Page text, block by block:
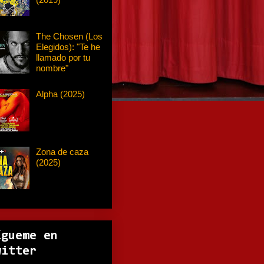
The Chosen (Los
Elegidos): "Te he
llamado por tu
nombre"
Alpha (2025)
Zona de caza
(2025)
en